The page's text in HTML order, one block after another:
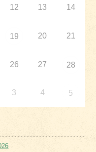
12 13 14
19 20 21
26 27 28
3 4 5